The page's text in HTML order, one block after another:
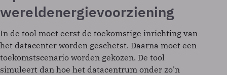
wereldenergievoorziening
In de tool moet eerst de toekomstige inrichting van
het datacenter worden geschetst. Daarna moet een
toekomstscenario worden gekozen. De tool
simuleert dan hoe het datacentrum onder zo'n